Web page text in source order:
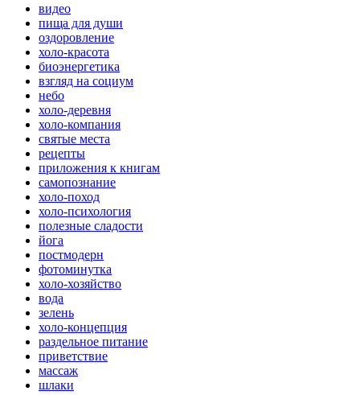
видео
пища для души
оздоровление
холо-красота
биоэнергетика
взгляд на социум
небо
холо-деревня
холо-компания
святые места
рецепты
приложения к книгам
самопознание
холо-поход
холо-психология
полезные сладости
йога
постмодерн
фотоминутка
холо-хозяйство
вода
зелень
холо-концепция
раздельное питание
приветствие
массаж
шлаки